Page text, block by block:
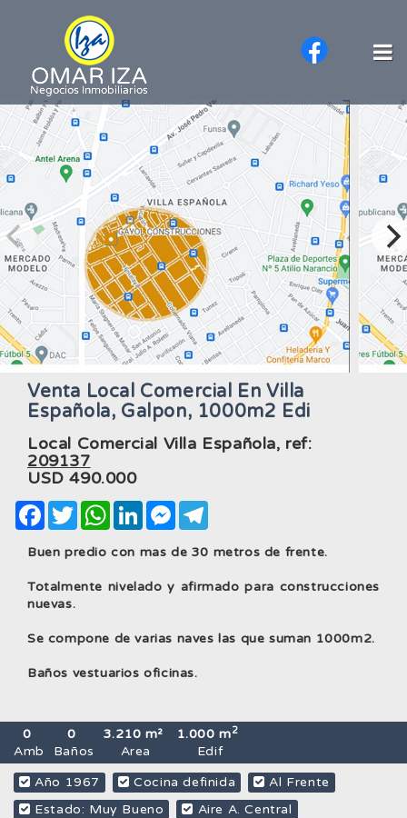
Venta Local Comercial En Villa
Española, Galpon, 1000m2 Edi
Local Comercial Villa Española, ref:
209137
USD 490.000
Facebook
TwitterWhatsApp
LinkedInMessenger
Buen predio con mas de 30 metros de frente.
Totalmente nivelado y afirmado para construcciones
nuevas.
Se compone de varias naves las que suman 1000m2.
Baños vestuarios oficinas.
0
Amb
0
Baños
3.210 m²
Area
1.000 m2
Edif
Año 1967
Cocina definida
Al Frente
Estado: Muy Bueno
Aire A. Central